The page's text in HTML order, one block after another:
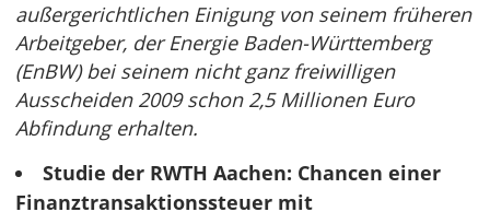
außergerichtlichen Einigung von seinem früheren
Arbeitgeber, der Energie Baden-Württemberg
(EnBW) bei seinem nicht ganz freiwilligen
Ausscheiden 2009 schon 2,5 Millionen Euro
Abfindung erhalten.
Studie der RWTH Aachen: Chancen einer
Finanztransaktionssteuer mit